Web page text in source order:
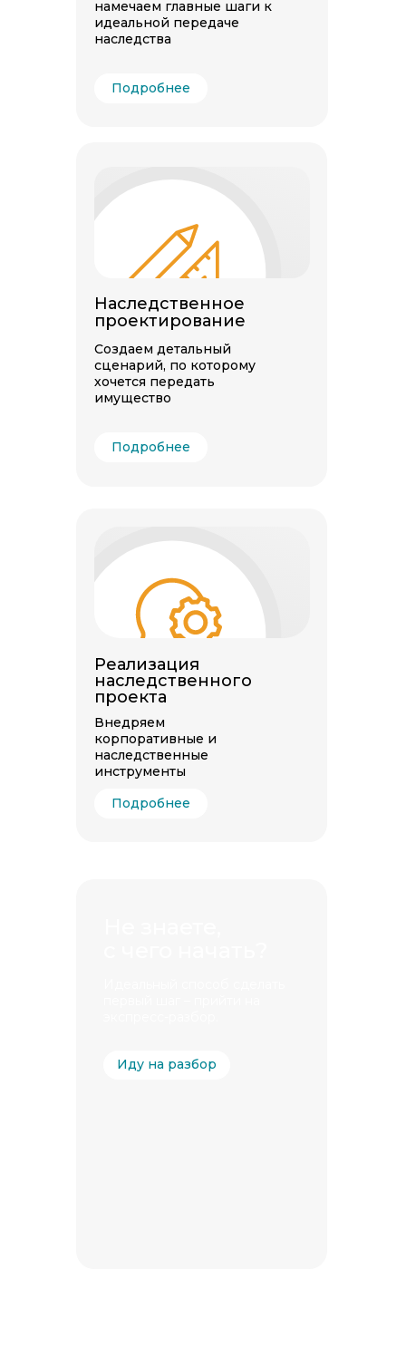
Иду на разбор
Реализация
наследственного
проекта
Подробнее
намечаем главные шаги к
идеальной передаче
наследства
Подробнее
Наследственное
проектирование
Внедряем
корпоративные и
наследственные
инструменты
Подробнее
Создаем детальный
сценарий, по которому
хочется передать
имущество